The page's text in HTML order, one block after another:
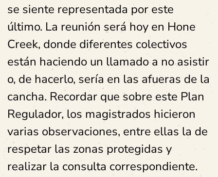
se siente representada por este
último. La reunión será hoy en Hone
Creek, donde diferentes colectivos
están haciendo un llamado a no asistir
o, de hacerlo, sería en las afueras de la
cancha. Recordar que sobre este Plan
Regulador, los magistrados hicieron
varias observaciones, entre ellas la de
respetar las zonas protegidas y
realizar la consulta correspondiente.